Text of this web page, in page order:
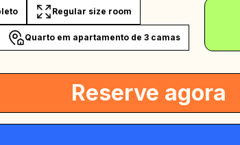
Regular size room
Quarto em apartamento de 3 camas
Reserve agora